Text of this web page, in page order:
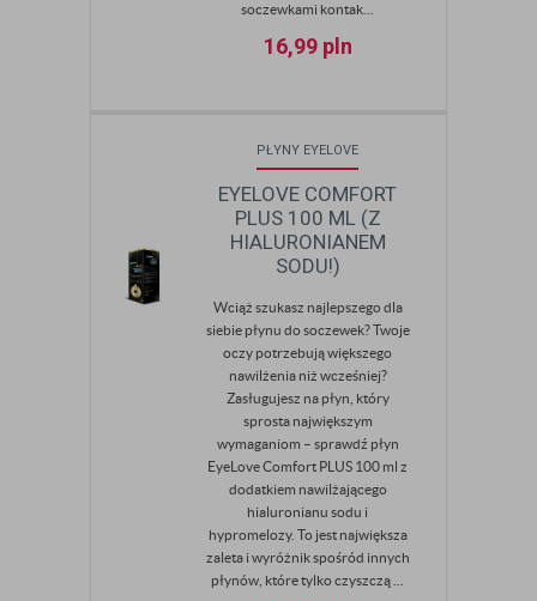
soczewkami kontak...
16,99 pln
PŁYNY EYELOVE
EYELOVE COMFORT
PLUS 100 ML (Z
HIALURONIANEM
SODU!)
Wciąż szukasz najlepszego dla
siebie płynu do soczewek? Twoje
oczy potrzebują większego
nawilżenia niż wcześniej?
Zasługujesz na płyn, który
sprosta największym
wymaganiom – sprawdź płyn
EyeLove Comfort PLUS 100 ml z
dodatkiem nawilżającego
hialuronianu sodu i
hypromelozy. To jest największa
zaleta i wyróżnik spośród innych
płynów, które tylko czyszczą ...